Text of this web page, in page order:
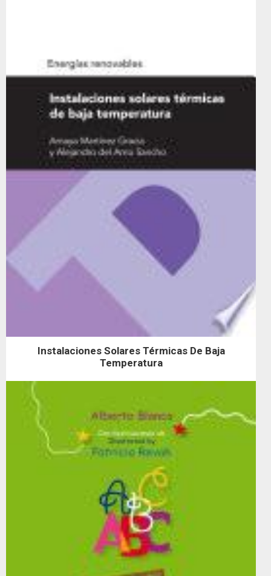
Instalaciones Solares Térmicas De Baja
Temperatura